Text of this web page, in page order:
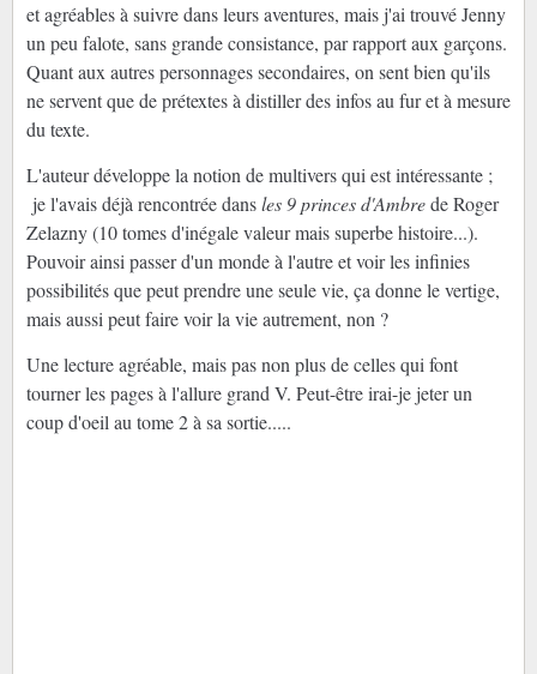
et agréables à suivre dans leurs aventures, mais j'ai trouvé Jenny
un peu falote, sans grande consistance, par rapport aux garçons.
Quant aux autres personnages secondaires, on sent bien qu'ils
ne servent que de prétextes à distiller des infos au fur et à mesure
du texte.
L'auteur développe la notion de multivers qui est intéressante ;
je l'avais déjà rencontrée dansles 9 princes d'Ambrede Roger
Zelazny (10 tomes d'inégale valeur mais superbe histoire...).
Pouvoir ainsi passer d'un monde à l'autre et voir les infinies
possibilités que peut prendre une seule vie, ça donne le vertige,
mais aussi peut faire voir la vie autrement, non ?
Une lecture agréable, mais pas non plus de celles qui font
tourner les pages à l'allure grand V. Peut-être irai-je jeter un
coup d'oeil au tome 2 à sa sortie.....